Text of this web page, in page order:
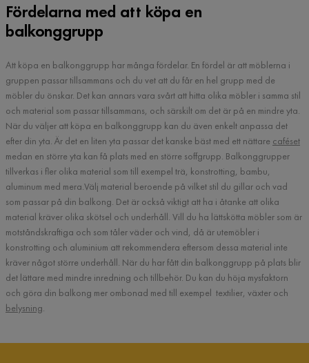
Fördelarna med att köpa en
balkonggrupp
Att köpa en balkonggrupp har många fördelar. En fördel är att möblerna i
gruppen passar tillsammans och du vet att du får en hel grupp med de
möbler du önskar. Det kan annars vara svårt att hitta olika möbler i samma stil
och material som passar tillsammans, och särskilt om det är på en mindre yta.
När du väljer att köpa en balkonggrupp kan du även enkelt anpassa det
efter din yta. Är det en liten yta passar det kanske bäst med ett nättare caféset
medan en större yta kan få plats med en större soffgrupp. Balkonggrupper
tillverkas i fler olika material som till exempel trä, konstrotting, bambu,
aluminum med mera.Välj material beroende på vilket stil du gillar och vad
som passar på din balkong. Det är också viktigt att ha i åtanke att olika
material kräver olika skötsel och underhåll. Vill du ha lättskötta möbler som är
motståndskraftiga och som tåler väder och vind, då är utemöbler i
konstrotting och aluminium att rekommendera eftersom dessa material inte
kräver något större underhåll. När du har fått din balkonggrupp på plats blir
det lättare med mindre inredning och tillbehör. Du kan du höja mysfaktorn
och göra din balkong mer ombonad med till exempel textilier, växter och
belysning.